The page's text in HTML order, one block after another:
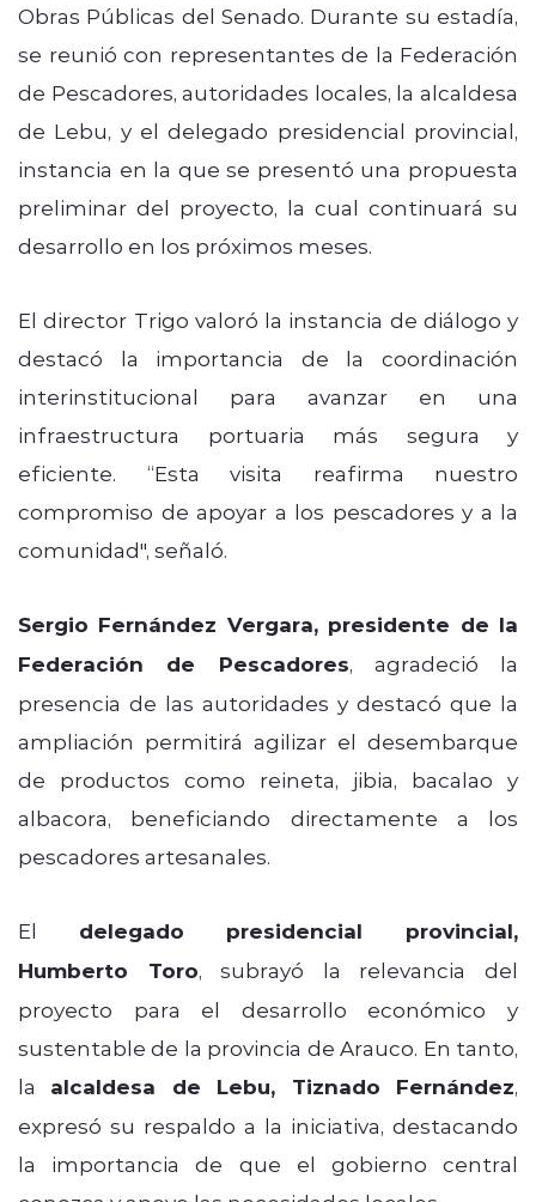
Obras Públicas del Senado. Durante su estadía,
se reunió con representantes de la Federación
de Pescadores, autoridades locales, la alcaldesa
de Lebu, y el delegado presidencial provincial,
instancia en la que se presentó una propuesta
preliminar del proyecto, la cual continuará su
desarrollo en los próximos meses.
El director Trigo valoró la instancia de diálogo y
destacó la importancia de la coordinación
interinstitucional para avanzar en una
infraestructura portuaria más segura y
eficiente. “Esta visita reafirma nuestro
compromiso de apoyar a los pescadores y a la
comunidad", señaló.
Sergio Fernández Vergara, presidente de la
Federación de Pescadores, agradeció la
presencia de las autoridades y destacó que la
ampliación permitirá agilizar el desembarque
de productos como reineta, jibia, bacalao y
albacora, beneficiando directamente a los
pescadores artesanales.
El delegado presidencial provincial,
Humberto Toro, subrayó la relevancia del
proyecto para el desarrollo económico y
sustentable de la provincia de Arauco. En tanto,
la alcaldesa de Lebu, Tiznado Fernández,
expresó su respaldo a la iniciativa, destacando
la importancia de que el gobierno central